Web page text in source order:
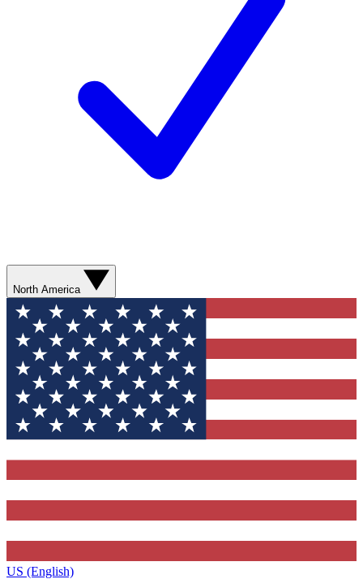
North America
US (English)